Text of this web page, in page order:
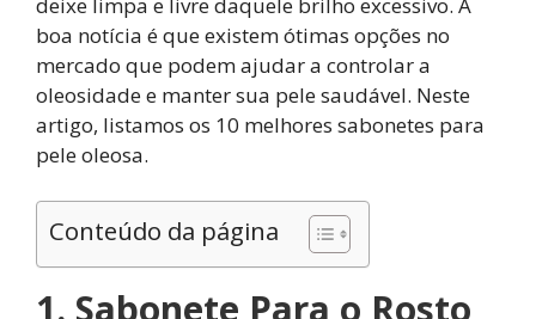
deixe limpa e livre daquele brilho excessivo. A
boa notícia é que existem ótimas opções no
mercado que podem ajudar a controlar a
oleosidade e manter sua pele saudável. Neste
artigo, listamos os 10 melhores sabonetes para
pele oleosa.
Conteúdo da página
1. Sabonete Para o Rosto